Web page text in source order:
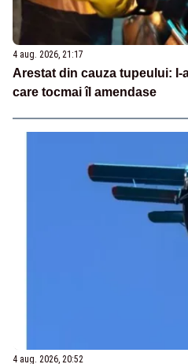
4 aug. 2026, 21:17
Arestat din cauza tupeului:
care tocmai îl amendase
4 aug. 2026, 20:52